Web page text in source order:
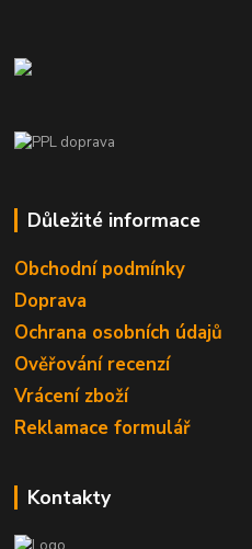
Důležité informace
Obchodní podmínky
Doprava
Ochrana osobních údajů
Ověřování recenzí
Vrácení zboží
Reklamace formulář
Kontakty